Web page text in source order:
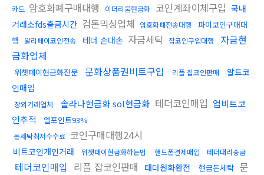
카드 암호화폐구매대행 이더리움현금화 코인계좌이체구입 국내
거래소fds출금시간 검돈믹싱업체 암호화폐전송대행
파이코인구매대
행
알리페이코인전송 테더 손대손 자금세탁 잡코인구입대행
자금현
금화업체
위챗페이현금화전문 문화상품권비트구입 리플 잡코인판매
알트코
인매입
장외거래업체 솔라나현금화 sol현금화 테더코인매입 업비트코
인추적
엘포인트93%
돈세탁최저수수료 코인구매대행24시
비트코인개인거래 위챗페이현금화하는법 핸드폰결제매입 테더대리송금
테더코인매입 리플 잡코인판매 태더원화환전 현금돈세탁 문